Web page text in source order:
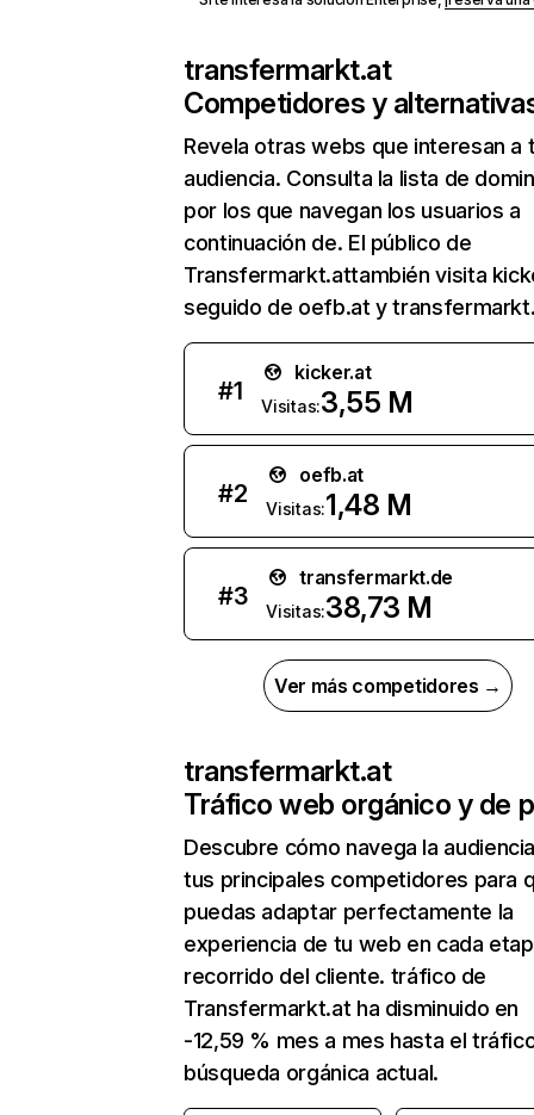
transfermarkt.at
Competidores y
Revela otras webs que interesan a
audiencia. Consulta la lista de
por los que navegan los usuarios a
continuación de. El público de
Transfermarkt.attambién visita
seguido de oefb.at y
#1
kicker.at
Visitas:3,55 M
#2
oefb.at
Visitas:1,48 M
#3
transfermarkt.de
Visitas:38,73 M
Ver más competidores →
transfermarkt.at
Tráfico web orgánico y de
Descubre cómo navega la
tus principales competidores para
puedas adaptar perfectamente la
experiencia de tu web en cada
recorrido del cliente. tráfico de
Transfermarkt.at ha disminuido en
-12,59 % mes a mes hasta el
búsqueda orgánica actual.